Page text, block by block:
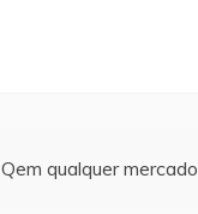
Qem qualquer mercado